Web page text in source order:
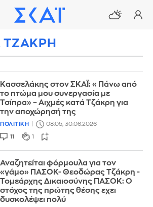
Κασσελάκης στον ΣΚΑΪ: «Πάνω από
το πτώμα μου συνεργασία με
Τσίπρα» – Αιχμές κατά Τζάκρη για
την αποχώρησή της
ΠΟΛΙΤΙΚΗ 08:05, 30.06.2026
11 1
Αναζητείται φόρμουλα για τον
«γάμο» ΠΑΣΟΚ- Θεοδώρας Τζάκρη -
Τομεάρχης Δικαιοσύνης ΠΑΣΟΚ: O
στόχος της πρώτης θέσης εχει
δυσκολέψει πολύ